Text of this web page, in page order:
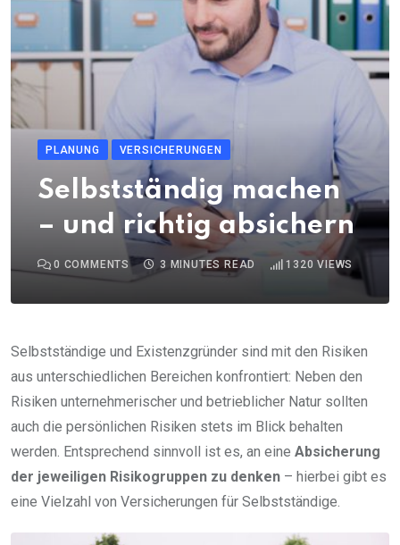
PLANUNG VERSICHERUNGEN
Selbstständig machen
– und richtig absichern
0 COMMENTS 3 MINUTES READ 1320 VIEWS
Selbstständige und Existenzgründer sind mit den Risiken
aus unterschiedlichen Bereichen konfrontiert: Neben den
Risiken unternehmerischer und betrieblicher Natur sollten
auch die persönlichen Risiken stets im Blick behalten
werden. Entsprechend sinnvoll ist es, an eine Absicherung
der jeweiligen Risikogruppen zu denken – hierbei gibt es
eine Vielzahl von Versicherungen für Selbstständige.